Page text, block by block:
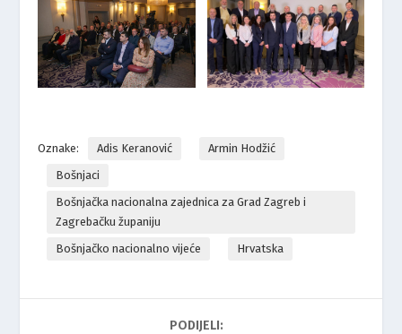
Oznake: Adis Keranović
Armin Hodžić
Bošnjaci
Bošnjačka nacionalna zajednica za Grad Zagreb i
Zagrebačku županiju
Bošnjačko nacionalno vijeće
Hrvatska
PODIJELI: